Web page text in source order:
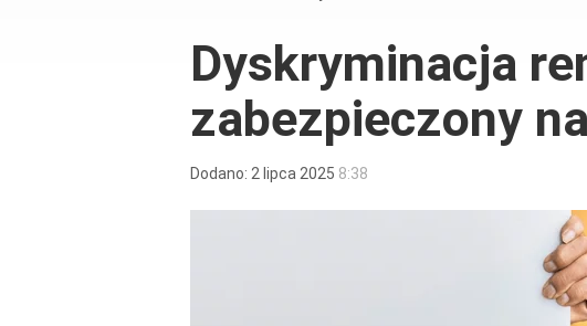
Dyskryminacja
zabezpieczony
Dodano: 2 lipca 2025 8:38